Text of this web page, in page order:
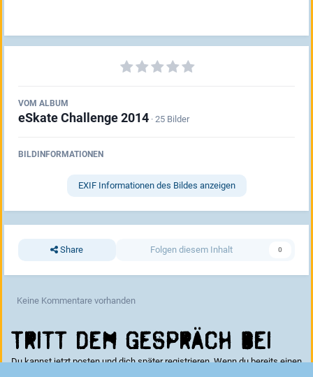
VOM ALBUM
eSkate Challenge 2014 · 25 Bilder
BILDINFORMATIONEN
EXIF Informationen des Bildes anzeigen
Share Folgen diesem Inhalt 0
Keine Kommentare vorhanden
Tritt dem Gespräch bei
Du kannst jetzt posten und dich später registrieren. Wenn du bereits einen